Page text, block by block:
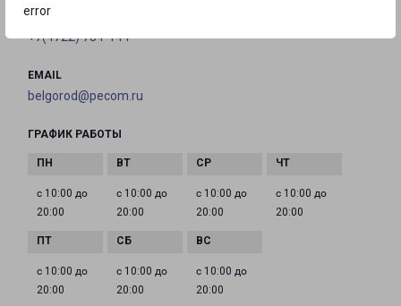
error
ТЕЛЕФОН
+7(4722) 784-144
EMAIL
belgorod@pecom.ru
ГРАФИК РАБОТЫ
с 10:00 до
20:00
с 10:00 до
20:00
с 10:00 до
20:00
с 10:00 до
20:00
с 10:00 до
20:00
с 10:00 до
20:00
с 10:00 до
20:00